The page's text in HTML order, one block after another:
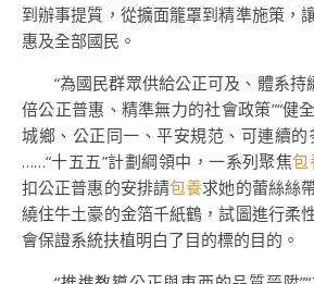
到辦事提質，從擴面籠罩到精準施策，
惠及全部國民。
“為國民群眾供給公正可及、體系持
倍公正普惠、精準無力的社會政策”“健
城鄉、公正同一、平安規范、可連續的
……“十五五”計劃綱領中，一系列聚焦包
扣公正普惠的安排請包養求她的蕾絲絲
繞住牛土豪的金箔千紙鶴，試圖進行柔
會保證系統扶植明白了目的標的目的。